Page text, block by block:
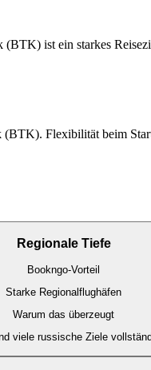
ist ein starkes
Flexibilität beim
Regionale Tiefe
Bookngo-Vorteil
Starke Regionalflughäfen
Warum das überzeugt
viele russische Ziele